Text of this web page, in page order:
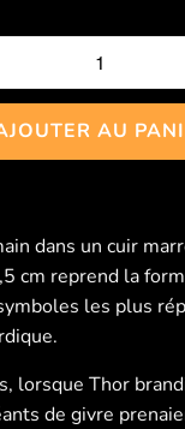
AU
dans un cuir
cm reprend la
les plus
lorsque Thor
de givre